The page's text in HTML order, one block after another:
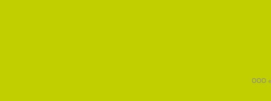
ООО